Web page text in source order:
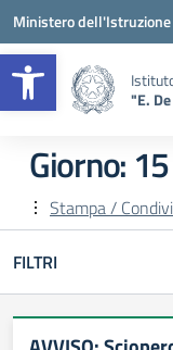
Apri la
Vai ai contenuti
Vai al menu di
Vai al footer
Ministero
"E.
Giorno:
Stampa /
FILTRI